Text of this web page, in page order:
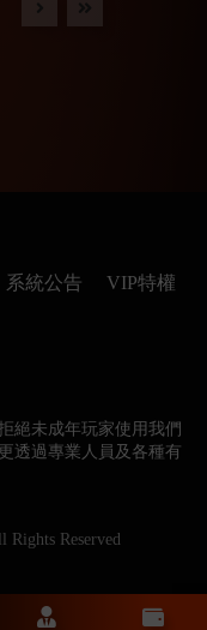
系統公告
VIP特權
絕未成年玩家使用我們
透過專業人員及各種有
Reserved